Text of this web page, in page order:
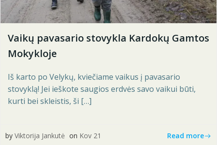
Vaikų pavasario stovykla Kardokų Gamtos
Mokykloje
Iš karto po Velykų, kviečiame vaikus į pavasario
stovyklą! Jei ieškote saugios erdvės savo vaikui būti,
kurti bei skleistis, ši […]
by Viktorija Jankutė on Kov 21 Read more